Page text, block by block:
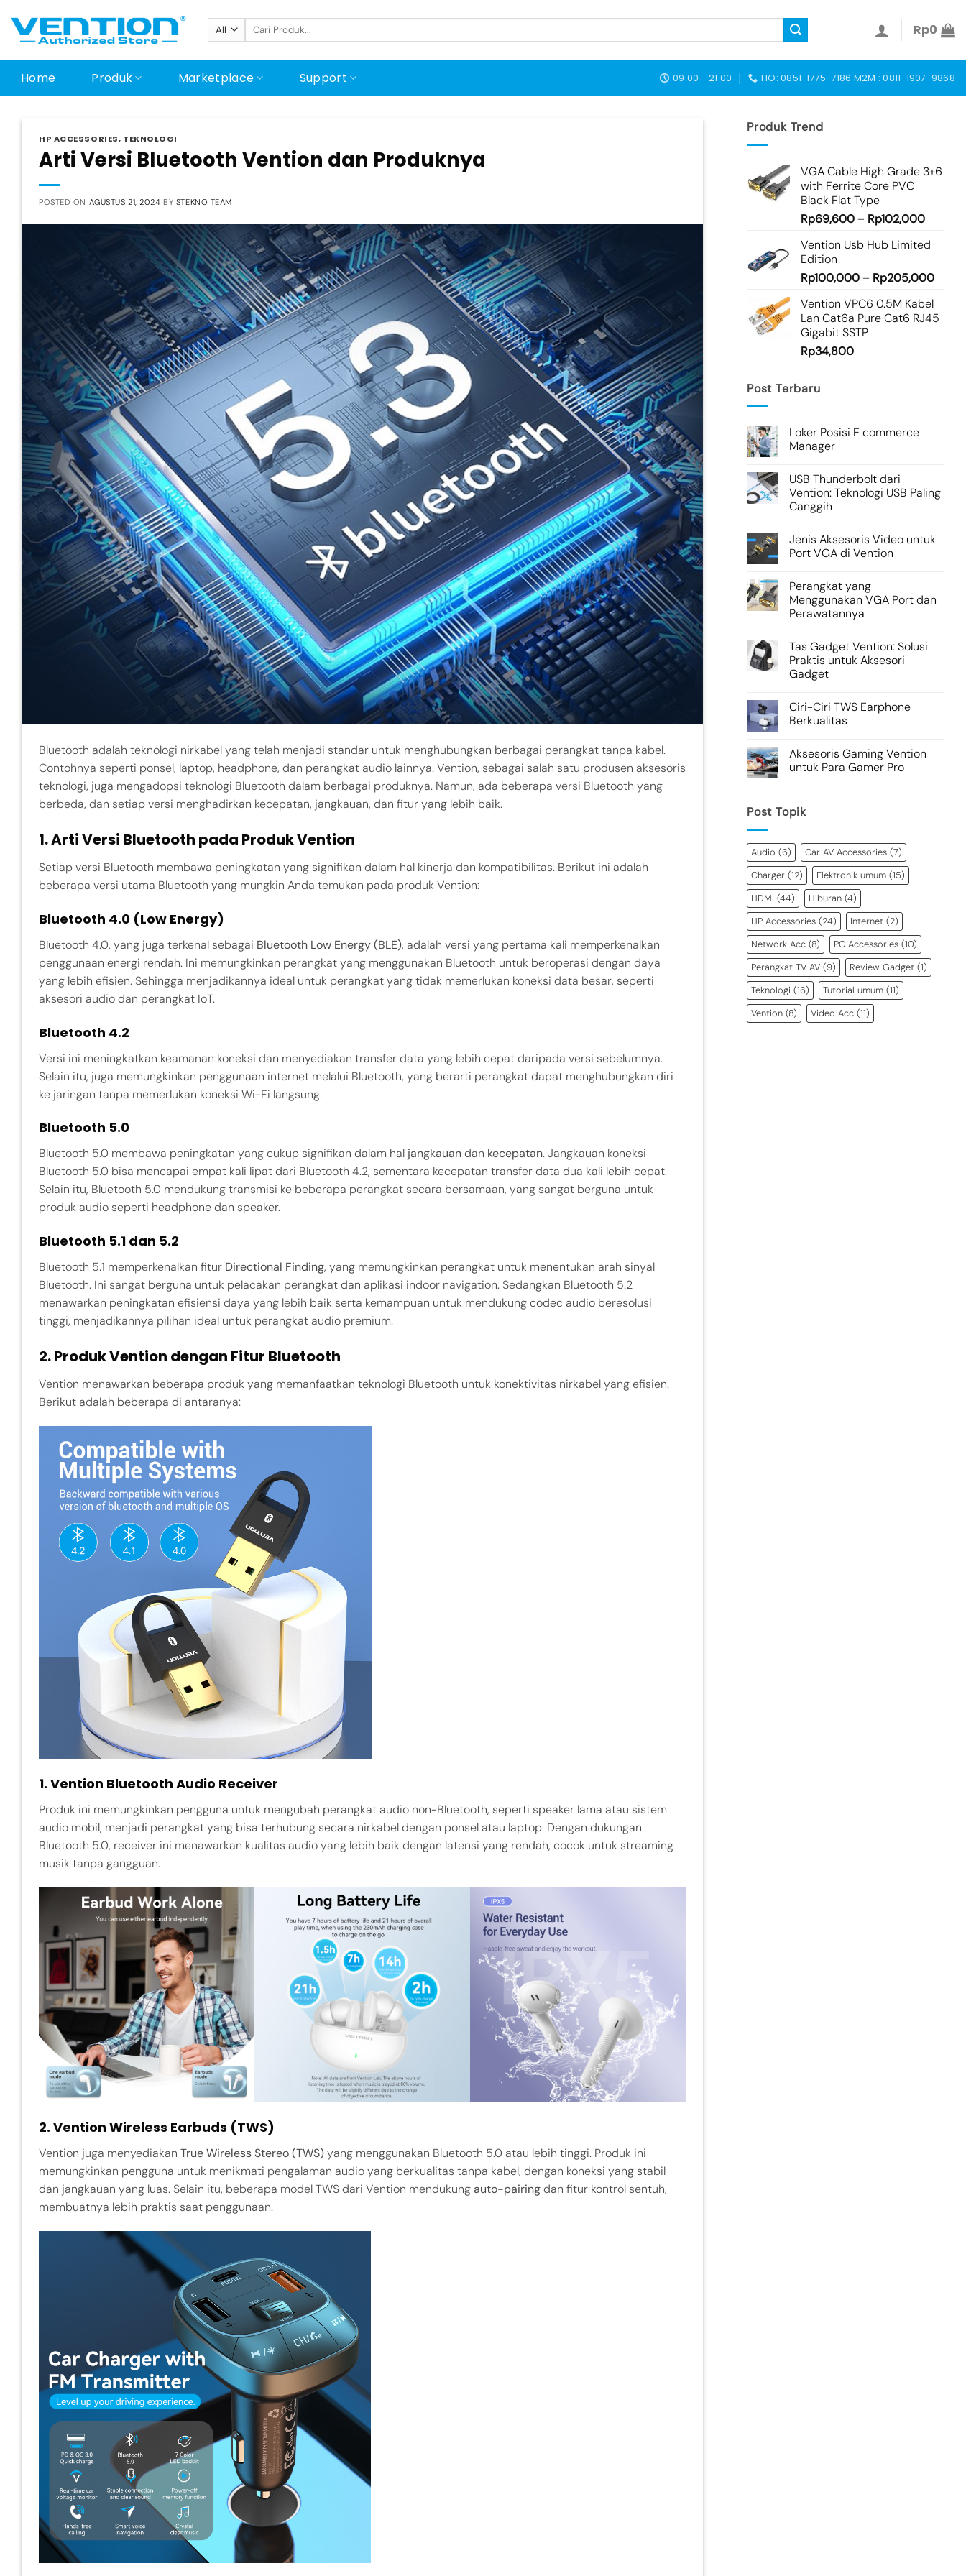
content
Pencarian
Rp0
Home Produk Marketplace Support 09:00 - 21:00 HO: 0851-1775-7186 M2M : 0811-1907-9868
HP ACCESSORIES, TEKNOLOGI
Arti Versi Bluetooth Vention dan Produknya
POSTED ON AGUSTUS 21, 2024 BY STEKNO TEAM
Bluetooth adalah teknologi nirkabel yang telah menjadi standar untuk menghubungkan berbagai perangkat tanpa kabel.
Contohnya seperti ponsel, laptop, headphone, dan perangkat audio lainnya. Vention, sebagai salah satu produsen aksesoris
teknologi, juga mengadopsi teknologi Bluetooth dalam berbagai produknya. Namun, ada beberapa versi Bluetooth yang
berbeda, dan setiap versi menghadirkan kecepatan, jangkauan, dan fitur yang lebih baik.
1.Arti Versi Bluetooth pada Produk Vention
Setiap versi Bluetooth membawa peningkatan yang signifikan dalam hal kinerja dan kompatibilitas. Berikut ini adalah
beberapa versi utama Bluetooth yang mungkin Anda temukan pada produk Vention:
Bluetooth 4.0 (Low Energy)
Bluetooth 4.0, yang juga terkenal sebagai Bluetooth Low Energy (BLE), adalah versi yang pertama kali memperkenalkan
penggunaan energi rendah. Ini memungkinkan perangkat yang menggunakan Bluetooth untuk beroperasi dengan daya
yang lebih efisien. Sehingga menjadikannya ideal untuk perangkat yang tidak memerlukan koneksi data besar, seperti
aksesori audio dan perangkat IoT.
Bluetooth 4.2
Versi ini meningkatkan keamanan koneksi dan menyediakan transfer data yang lebih cepat daripada versi sebelumnya.
Selain itu, juga memungkinkan penggunaan internet melalui Bluetooth, yang berarti perangkat dapat menghubungkan diri
ke jaringan tanpa memerlukan koneksi Wi-Fi langsung.
Bluetooth 5.0
Bluetooth 5.0 membawa peningkatan yang cukup signifikan dalam hal jangkauandan kecepatan. Jangkauan koneksi
Bluetooth 5.0 bisa mencapai empat kali lipat dari Bluetooth 4.2, sementara kecepatan transfer data dua kali lebih cepat.
Selain itu, Bluetooth 5.0 mendukung transmisi ke beberapa perangkat secara bersamaan, yang sangat berguna untuk
produk audio seperti headphone dan speaker.
Bluetooth 5.1 dan 5.2
Bluetooth 5.1 memperkenalkan fitur Directional Finding, yang memungkinkan perangkat untuk menentukan arah sinyal
Bluetooth. Ini sangat berguna untuk pelacakan perangkat dan aplikasi indoor navigation. Sedangkan Bluetooth 5.2
menawarkan peningkatan efisiensi daya yang lebih baik serta kemampuan untuk mendukung codec audio beresolusi
tinggi, menjadikannya pilihan ideal untuk perangkat audio premium.
2.Produk Vention dengan Fitur Bluetooth
Vention menawarkan beberapa produk yang memanfaatkan teknologi Bluetooth untuk konektivitas nirkabel yang efisien.
Berikut adalah beberapa di antaranya:
1. Vention Bluetooth Audio Receiver
Produk ini memungkinkan pengguna untuk mengubah perangkat audio non-Bluetooth, seperti speaker lama atau sistem
audio mobil, menjadi perangkat yang bisa terhubung secara nirkabel dengan ponsel atau laptop. Dengan dukungan
Bluetooth 5.0, receiver ini menawarkan kualitas audio yang lebih baik dengan latensi yang rendah, cocok untuk streaming
musik tanpa gangguan.
2. Vention Wireless Earbuds (TWS)
Vention juga menyediakan True Wireless Stereo (TWS)yang menggunakan Bluetooth 5.0 atau lebih tinggi. Produk ini
memungkinkan pengguna untuk menikmati pengalaman audio yang berkualitas tanpa kabel, dengan koneksi yang stabil
dan jangkauan yang luas. Selain itu, beberapa model TWS dari Vention mendukungauto-pairingdan fitur kontrol sentuh,
membuatnya lebih praktis saat penggunaan.
Produk Trend
VGA Cable High Grade 3+6
with Ferrite Core PVC
Black Flat Type
Rp69,600– Rp102,000
Vention Usb Hub Limited
Edition
Rp100,000– Rp205,000
Vention VPC6 0.5M Kabel
Lan Cat6a Pure Cat6 RJ45
Gigabit SSTP
Rp34,800
Post Terbaru
Loker Posisi E commerce
Manager
USB Thunderbolt dari
Vention: Teknologi USB Paling
Canggih
Jenis Aksesoris Video untuk
Port VGA di Vention
Perangkat yang
Menggunakan VGA Port dan
Perawatannya
Tas Gadget Vention: Solusi
Praktis untuk Aksesori
Gadget
Ciri-Ciri TWS Earphone
Berkualitas
Aksesoris Gaming Vention
untuk Para Gamer Pro
Post Topik
Audio (6) Car AV Accessories (7)
Charger (12) Elektronik umum (15)
HDMI (44) Hiburan (4)
HP Accessories (24) Internet (2)
Network Acc (8) PC Accessories (10)
Perangkat TV AV (9) Review Gadget (1)
Teknologi (16) Tutorial umum (11)
Vention (8) Video Acc (11)